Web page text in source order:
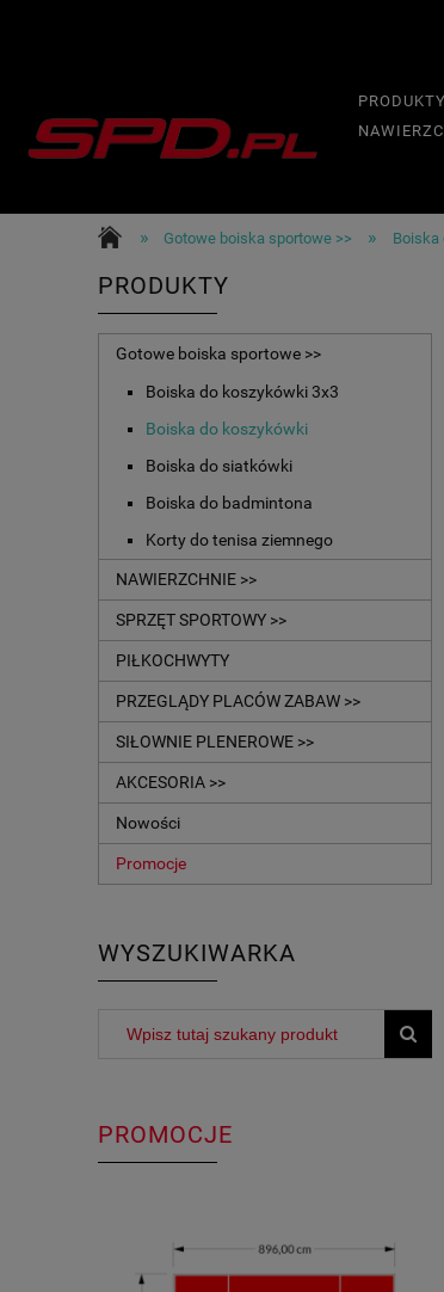
PRODUKTY
» Gotowe boiska sportowe >> » Boiska
PRODUKTY
Gotowe boiska sportowe >>
Boiska do koszykówki 3x3
Boiska do koszykówki
Boiska do siatkówki
Boiska do badmintona
Korty do tenisa ziemnego
NAWIERZCHNIE >>
SPRZĘT SPORTOWY >>
PIŁKOCHWYTY
PRZEGLĄDY PLACÓW ZABAW >>
SIŁOWNIE PLENEROWE >>
AKCESORIA >>
Nowości
Promocje
WYSZUKIWARKA
PROMOCJE